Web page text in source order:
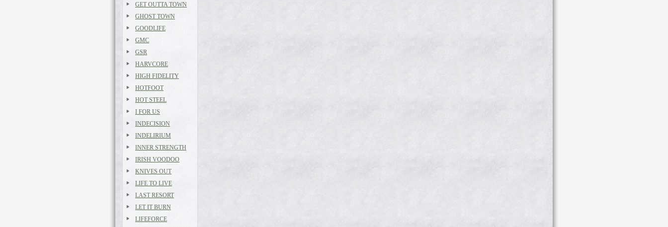
GET OUTTA TOWN
GHOST TOWN
GOODLIFE
GMC
GSR
HARVCORE
HIGH FIDELITY
HOTFOOT
HOT STEEL
I FOR US
INDECISION
INDELIRIUM
INNER STRENGTH
IRISH VOODOO
KNIVES OUT
LIFE TO LIVE
LAST RESORT
LET IT BURN
LIFEFORCE